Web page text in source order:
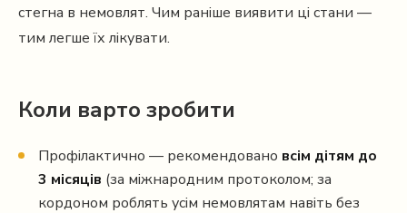
стегна в немовлят. Чим раніше виявити ці стани —
тим легше їх лікувати.
Коли варто зробити
Профілактично — рекомендовано всім дітям до
3 місяців (за міжнародним протоколом; за
кордоном роблять усім немовлятам навіть без